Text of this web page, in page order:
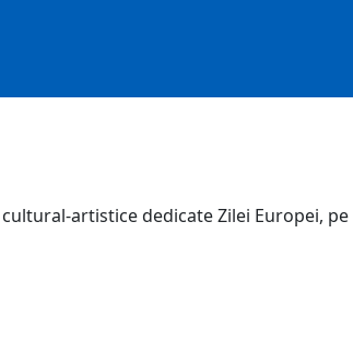
artistice dedicate Zilei Europei, pe